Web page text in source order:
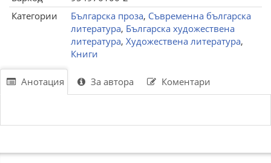
Категории
Българска проза, Съвременна българска
литература, Българска художествена
литература, Художествена литература,
Книги
Анотация За автора Коментари